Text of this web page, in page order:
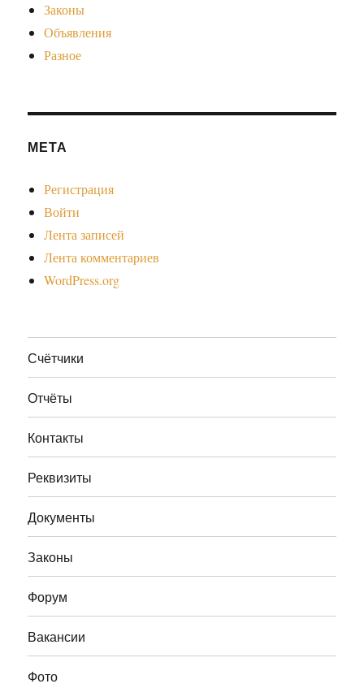
Законы
Объявления
Разное
МЕТА
Регистрация
Войти
Лента записей
Лента комментариев
WordPress.org
Счётчики
Отчёты
Контакты
Реквизиты
Документы
Законы
Форум
Вакансии
Фото